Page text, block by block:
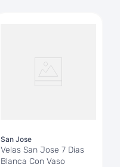
San Jose
Velas San Jose 7 Dias
Blanca Con Vaso